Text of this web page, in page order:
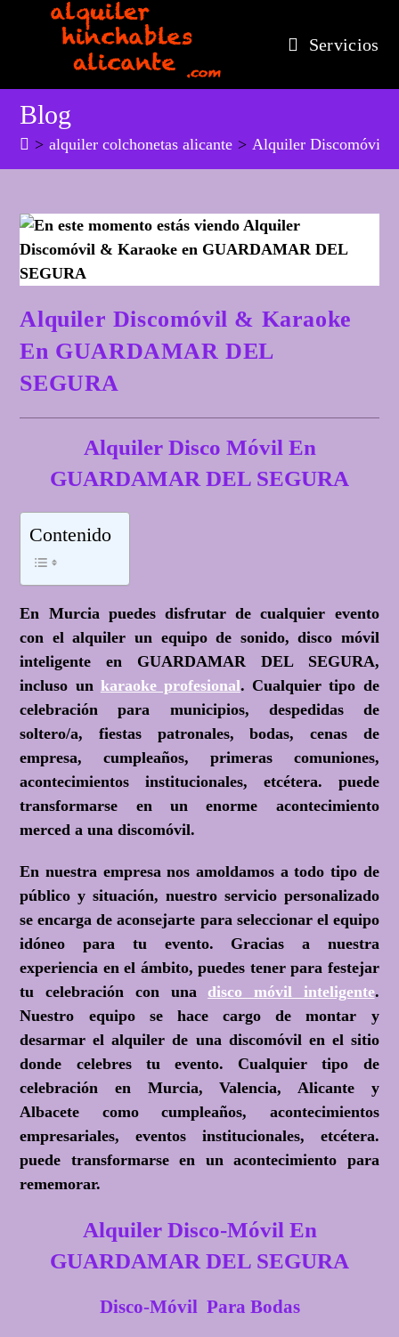
Servicios
Blog
> alquiler colchonetas alicante > Alquiler Discomóvil
Alquiler Discomóvil & Karaoke
En GUARDAMAR DEL
SEGURA
Alquiler Disco Móvil En
GUARDAMAR DEL SEGURA
Contenido
En Murcia puedes disfrutar de cualquier evento
con el alquiler un equipo de sonido, disco móvil
inteligente en GUARDAMAR DEL SEGURA,
incluso un karaoke profesional. Cualquier tipo de
celebración para municipios, despedidas de
soltero/a, fiestas patronales, bodas, cenas de
empresa, cumpleaños, primeras comuniones,
acontecimientos institucionales, etcétera. puede
transformarse en un enorme acontecimiento
merced a una discomóvil.
En nuestra empresa nos amoldamos a todo tipo de
público y situación, nuestro servicio personalizado
se encarga de aconsejarte para seleccionar el equipo
idóneo para tu evento. Gracias a nuestra
experiencia en el ámbito, puedes tener para festejar
tu celebración con una disco móvil inteligente.
Nuestro equipo se hace cargo de montar y
desarmar el alquiler de una discomóvil en el sitio
donde celebres tu evento. Cualquier tipo de
celebración en Murcia, Valencia, Alicante y
Albacete como cumpleaños, acontecimientos
empresariales, eventos institucionales, etcétera.
puede transformarse en un acontecimiento para
rememorar.
Alquiler Disco-Móvil En
GUARDAMAR DEL SEGURA
Disco-Móvil Para Bodas